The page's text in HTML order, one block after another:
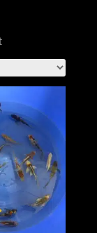
Nach
Aktualität